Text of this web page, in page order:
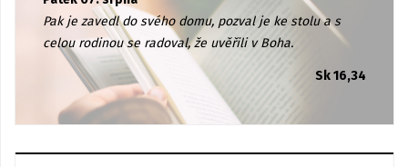
Pak je zavedl do svého domu, pozval je ke stolu a s
celou rodinou se radoval, že uvěřili v Boha.
Sk 16,34